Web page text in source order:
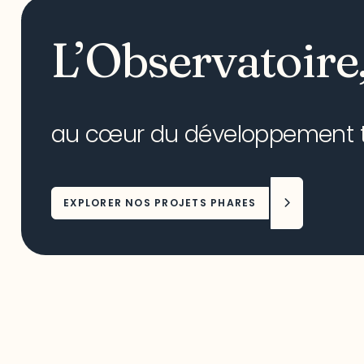
au cœur du développement
EXPLORER NOS PROJETS PHARES